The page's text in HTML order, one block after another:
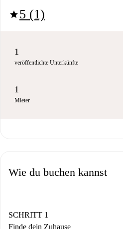
star5 (1)
1
veröffentlichte Unterkünfte
1
Mieter
Wie du buchen kannst
SCHRITT 1
Finde dein Zuhause